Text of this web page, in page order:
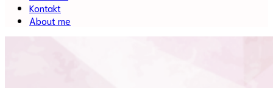
Kontakt
About me